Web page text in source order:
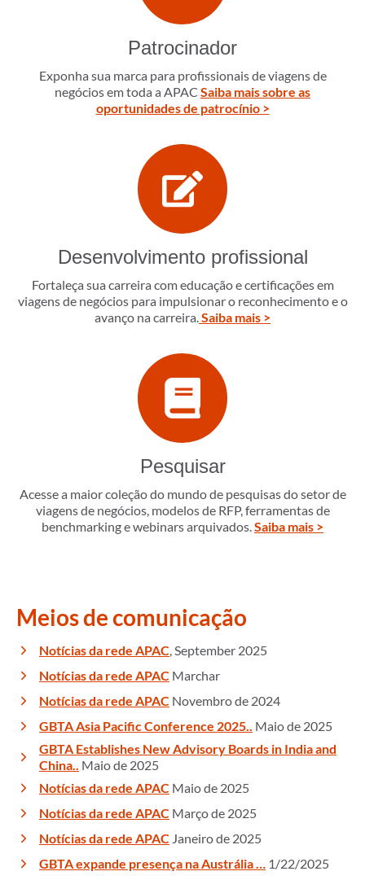
Patrocinador
Exponha sua marca para profissionais de viagens de
negócios em toda a APAC Saiba mais sobre as
oportunidades de patrocínio >
Desenvolvimento profissional
Fortaleça sua carreira com educação e certificações em
viagens de negócios para impulsionar o reconhecimento e o
avanço na carreira.Saiba mais >
Pesquisar
Acesse a maior coleção do mundo de pesquisas do setor de
viagens de negócios, modelos de RFP, ferramentas de
benchmarking e webinars arquivados.Saiba mais >
Meios de comunicação
Notícias da rede APAC, September 2025
Notícias da rede APAC Marchar
Notícias da rede APAC Novembro de 2024
GBTA Asia Pacific Conference 2025.. Maio de 2025
GBTA Establishes New Advisory Boards in India and
China.. Maio de 2025
Notícias da rede APAC Maio de 2025
Notícias da rede APAC Março de 2025
Notícias da rede APAC Janeiro de 2025
GBTA expande presença na Austrália … 1/22/2025